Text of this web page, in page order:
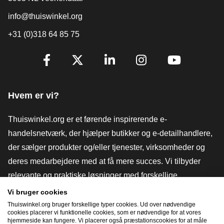
info@thuiswinkel.org
+31 (0)318 64 85 75
[_General:SocialMediaTitle]
Hvem er vi?
Thuiswinkel.org er et førende inspirerende e-
handelsnetværk, der hjælper butikker og e-detailhandlere,
der sælger produkter og/eller tjenester, virksomheder og
deres medarbejdere med at få mere succes. Vi tilbyder
relevante og praktiske løsninger med forskellige
tillidsmærker, Thuiswinkel-anmeldelser, juridiske værktøjer
og rådgivning, fortalervirksomhed, markedsundersøgelser
og har vores egen uddannelsesplatform, Thuiswinkel e-
Vi bruger cookies
Thuiswinkel.org bruger forskellige typer cookies. Ud over nødvendige
cookies placerer vi funktionelle cookies, som er nødvendige for at vores
hjemmeside kan fungere. Vi placerer også præstationscookies for at måle